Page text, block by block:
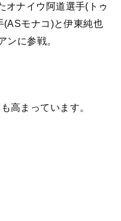
オナイウ阿道選手(トゥ
(ASモナコ)と伊東純也
ンに参戦。
高まっています。